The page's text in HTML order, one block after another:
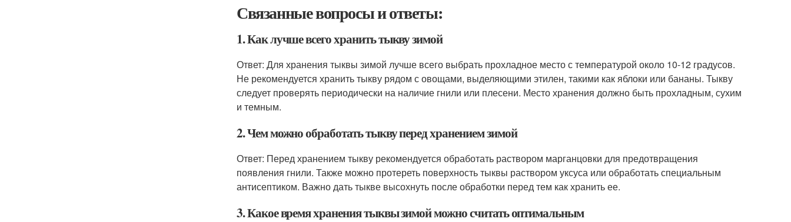
Связанные вопросы и ответы:
1. Как лучше всего хранить тыкву зимой
Ответ: Для хранения тыквы зимой лучше всего выбрать прохладное место с температурой около 10-12 градусов.
Не рекомендуется хранить тыкву рядом с овощами, выделяющими этилен, такими как яблоки или бананы. Тыкву
следует проверять периодически на наличие гнили или плесени. Место хранения должно быть прохладным, сухим
и темным.
2. Чем можно обработать тыкву перед хранением зимой
Ответ: Перед хранением тыкву рекомендуется обработать раствором марганцовки для предотвращения
появления гнили. Также можно протереть поверхность тыквы раствором уксуса или обработать специальным
антисептиком. Важно дать тыкве высохнуть после обработки перед тем как хранить ее.
3. Какое время хранения тыквы зимой можно считать оптимальным